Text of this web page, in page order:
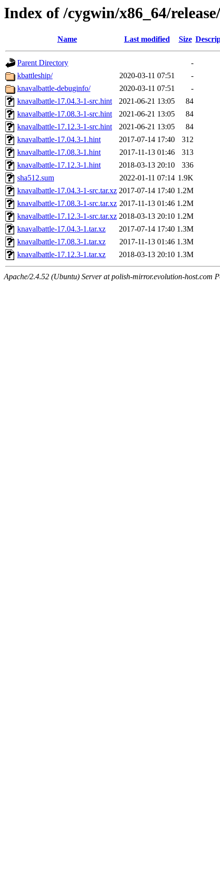
Index of /cygwin/x86_64/
Name Last modified Size
Parent Directory
-
kbattleship/
2020-03-11 07:51
-
knavalbattle-debuginfo/
2020-03-11 07:51
-
knavalbattle-17.04.3-1-src.hint
2021-06-21 13:05
84
knavalbattle-17.08.3-1-src.hint
2021-06-21 13:05
84
knavalbattle-17.12.3-1-src.hint
2021-06-21 13:05
84
knavalbattle-17.04.3-1.hint
2017-07-14 17:40
312
knavalbattle-17.08.3-1.hint
2017-11-13 01:46
313
knavalbattle-17.12.3-1.hint
2018-03-13 20:10
336
sha512.sum
2022-01-11 07:14 1.9K
knavalbattle-17.04.3-1-src.tar.xz 2017-07-14 17:40 1.2M
knavalbattle-17.08.3-1-src.tar.xz 2017-11-13 01:46 1.2M
knavalbattle-17.12.3-1-src.tar.xz 2018-03-13 20:10 1.2M
knavalbattle-17.04.3-1.tar.xz
2017-07-14 17:40 1.3M
knavalbattle-17.08.3-1.tar.xz
2017-11-13 01:46 1.3M
knavalbattle-17.12.3-1.tar.xz
2018-03-13 20:10 1.3M
Apache/2.4.52 (Ubuntu) Server at polish-mirror.evolution-host.com